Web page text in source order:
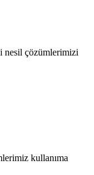
nesil çözümlerimizi
kullanıma